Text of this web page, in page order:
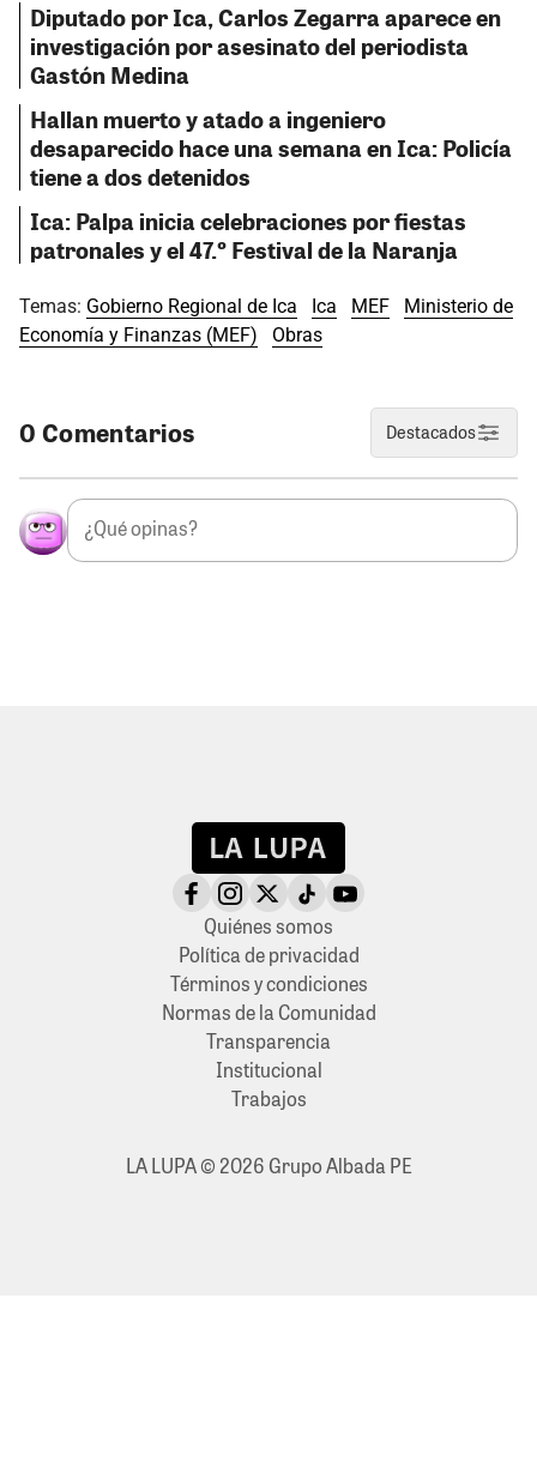
Diputado por Ica, Carlos Zegarra aparece en
investigación por asesinato del periodista
Gastón Medina
Hallan muerto y atado a ingeniero
desaparecido hace una semana en Ica: Policía
tiene a dos detenidos
Ica: Palpa inicia celebraciones por fiestas
patronales y el 47.º Festival de la Naranja
Temas: Gobierno Regional de Ica Ica MEF
Ministerio de
Economía y Finanzas (MEF)
Obras
0 Comentarios Destacados
Quiénes somos
Política de privacidad
Términos y condiciones
Normas de la Comunidad
Transparencia
Institucional
Trabajos
LA LUPA © 2026 Grupo Albada PE